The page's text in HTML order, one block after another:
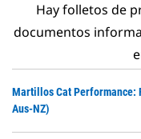
Hay folletos de
documentos
Martillos Cat Performance:
Aus-NZ)